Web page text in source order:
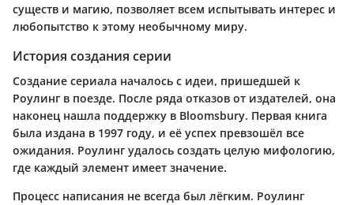
существ и магию, позволяет всем испытывать интерес и
любопытство к этому необычному миру.
История создания серии
Создание сериала началось с идеи, пришедшей к
Роулинг в поезде. После ряда отказов от издателей, она
наконец нашла поддержку в Bloomsbury. Первая книга
была издана в 1997 году, и её успех превзошёл все
ожидания. Роулинг удалось создать целую мифологию,
где каждый элемент имеет значение.
Процесс написания не всегда был лёгким. Роулинг